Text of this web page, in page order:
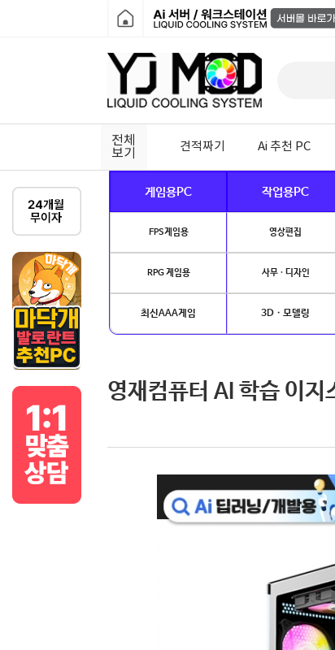
전체
보기
견적짜기 Ai 추천 PC
게임용PC 작업용PC
FPS게임용 영상편집
RPG 게임용 사무 · 디자인
최신AAA게임 3D · 모델링
영재컴퓨터 AI 학습 이